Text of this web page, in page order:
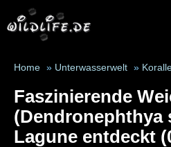
Home » Unterwasserwelt »
Faszinierende
(Dendronephthya
Lagune entdeckt